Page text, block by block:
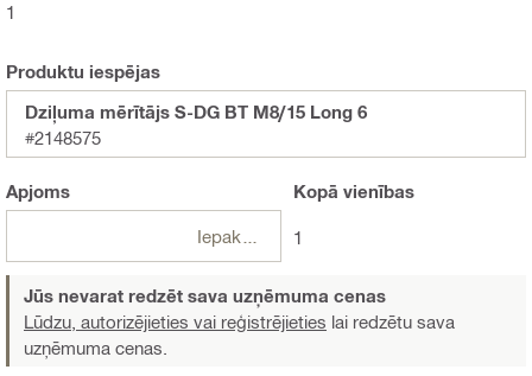
1
Produktu iespējas
Dziļuma mērītājs S-DG BT M8/15 Long 6
#2148575
Apjoms Kopā vienības
1
Jūs nevarat redzēt sava uzņēmuma cenas
Lūdzu, autorizējieties vai reģistrējieties lai redzētu sava
uzņēmuma cenas.